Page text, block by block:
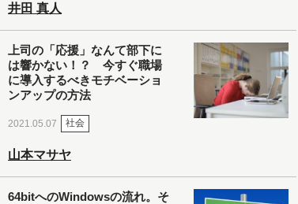
井田 真人
上司の「応援」なんて部下に
は響かない！？ 今すぐ職場
に導入するべきモチベーショ
ンアップの方法
2021.05.07 社会
山本マサヤ
64bitへのWindowsの流れ。そ